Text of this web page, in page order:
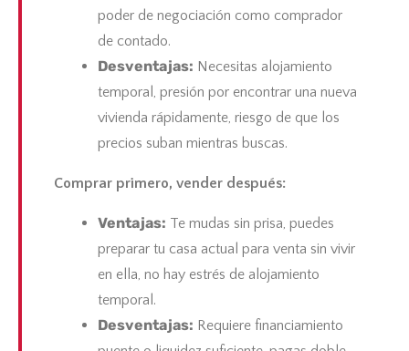
poder de negociación como comprador
de contado.
Desventajas: Necesitas alojamiento
temporal, presión por encontrar una nueva
vivienda rápidamente, riesgo de que los
precios suban mientras buscas.
Comprar primero, vender después:
Ventajas: Te mudas sin prisa, puedes
preparar tu casa actual para venta sin vivir
en ella, no hay estrés de alojamiento
temporal.
Desventajas: Requiere financiamiento